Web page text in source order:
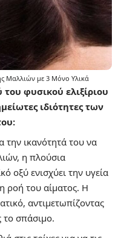
Μαλλιών με 3 Μόνο Υλικά
φυσικού ελιξίριου
ιδιότητες των
την ικανότητά του να
η πλούσια
οξύ ενισχύει την υγεία
ροή του αίματος. Η
αντιμετωπίζοντας
το σπάσιμο.